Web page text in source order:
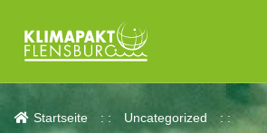
Aktuelles
Startseite
Uncategorized